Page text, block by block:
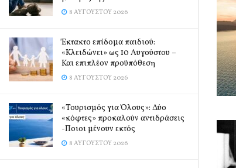
8 ΑΥΓΟΎΣΤΟΥ 2026
Έκτακτο επίδομα παιδιού:
«Κλειδώνει» ως 10 Αυγούστου –
Και επιπλέον προϋπόθεση
8 ΑΥΓΟΎΣΤΟΥ 2026
«Τουρισμός για Όλους»: Δύο
«κόφτες» προκαλούν αντιδράσεις
-Ποιοι μένουν εκτός
8 ΑΥΓΟΎΣΤΟΥ 2026